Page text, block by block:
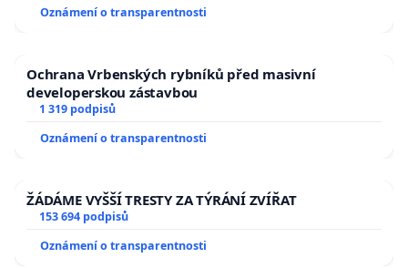
Oznámení o transparentnosti
Ochrana Vrbenských rybníků před masivní
developerskou zástavbou
1 319 podpisů
Oznámení o transparentnosti
ŽÁDÁME VYŠŠÍ TRESTY ZA TÝRÁNÍ ZVÍŘAT
153 694 podpisů
Oznámení o transparentnosti